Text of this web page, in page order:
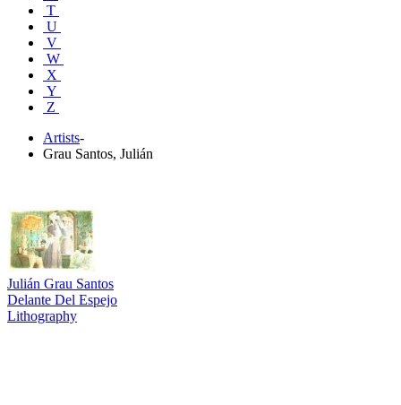
T
U
V
W
X
Y
Z
Artists-
Grau Santos, Julián
Julián Grau Santos
Delante Del Espejo
Lithography